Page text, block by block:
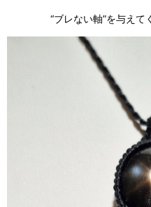
“ブレない軸”を与えて